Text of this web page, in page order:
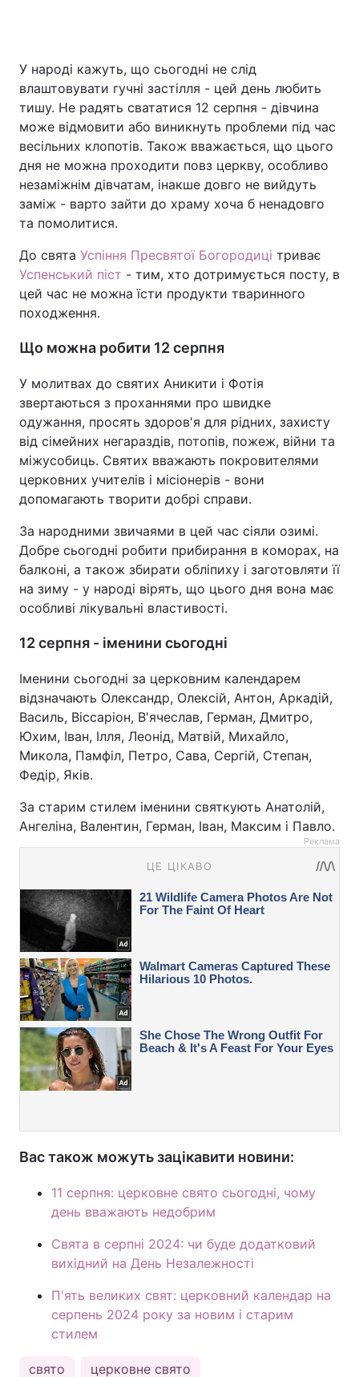
У народі кажуть, що сьогодні не слід
влаштовувати гучні застілля - цей день любить
тишу. Не радять свататися 12 серпня - дівчина
може відмовити або виникнуть проблеми під час
весільних клопотів. Також вважається, що цього
дня не можна проходити повз церкву, особливо
незаміжнім дівчатам, інакше довго не вийдуть
заміж - варто зайти до храму хоча б ненадовго
та помолитися.
До свята Успіння Пресвятої Богородиці триває
Успенський піст - тим, хто дотримується посту, в
цей час не можна їсти продукти тваринного
походження.
Що можна робити 12 серпня
У молитвах до святих Аникити і Фотія
звертаються з проханнями про швидке
одужання, просять здоров'я для рідних, захисту
від сімейних негараздів, потопів, пожеж, війни та
міжусобиць. Святих вважають покровителями
церковних учителів і місіонерів - вони
допомагають творити добрі справи.
За народними звичаями в цей час сіяли озимі.
Добре сьогодні робити прибирання в коморах, на
балконі, а також збирати обліпиху і заготовляти її
на зиму - у народі вірять, що цього дня вона має
особливі лікувальні властивості.
12 серпня - іменини сьогодні
Іменини сьогодні за церковним календарем
відзначають Олександр, Олексій, Антон, Аркадій,
Василь, Віссаріон, В'ячеслав, Герман, Дмитро,
Юхим, Іван, Ілля, Леонід, Матвій, Михайло,
Микола, Памфіл, Петро, Сава, Сергій, Степан,
Федір, Яків.
За старим стилем іменини святкують Анатолій,
Ангеліна, Валентин, Герман, Іван, Максим і Павло.
Реклама
Вас також можуть зацікавити новини:
11 серпня: церковне свято сьогодні, чому
день вважають недобрим
Свята в серпні 2024: чи буде додатковий
вихідний на День Незалежності
П'ять великих свят: церковний календар на
серпень 2024 року за новим і старим
стилем
свято церковне свято